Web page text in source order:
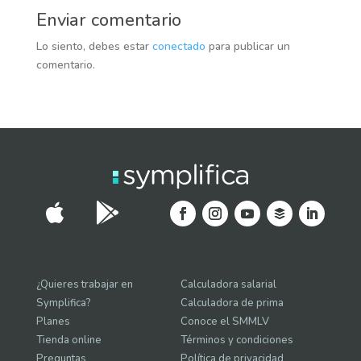
k p
er t ar
tir
Enviar comentario
Lo siento, debes estar conectado para publicar un
comentario.
 
¿Quieres trabajar en
Symplifica?
Planes
Tienda online
Calculadora salarial
Calculadora de prima
Conoce el SMMLV
Términos y condiciones